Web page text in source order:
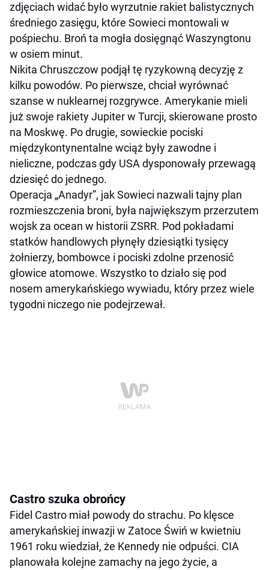
zdjęciach widać było wyrzutnie rakiet balistycznych
średniego zasięgu, które Sowieci montowali w
pośpiechu. Broń ta mogła dosięgnąć Waszyngtonu
w osiem minut.
Nikita Chruszczow podjął tę ryzykowną decyzję z
kilku powodów. Po pierwsze, chciał wyrównać
szanse w nuklearnej rozgrywce. Amerykanie mieli
już swoje rakiety Jupiter w Turcji, skierowane prosto
na Moskwę. Po drugie, sowieckie pociski
międzykontynentalne wciąż były zawodne i
nieliczne, podczas gdy USA dysponowały przewagą
dziesięć do jednego.
Operacja „Anadyr”, jak Sowieci nazwali tajny plan
rozmieszczenia broni, była największym przerzutem
wojsk za ocean w historii ZSRR. Pod pokładami
statków handlowych płynęły dziesiątki tysięcy
żołnierzy, bombowce i pociski zdolne przenosić
głowice atomowe. Wszystko to działo się pod
nosem amerykańskiego wywiadu, który przez wiele
tygodni niczego nie podejrzewał.
Castro szuka obrońcy
Fidel Castro miał powody do strachu. Po klęsce
amerykańskiej inwazji w Zatoce Świń w kwietniu
1961 roku wiedział, że Kennedy nie odpuści. CIA
planowała kolejne zamachy na jego życie, a